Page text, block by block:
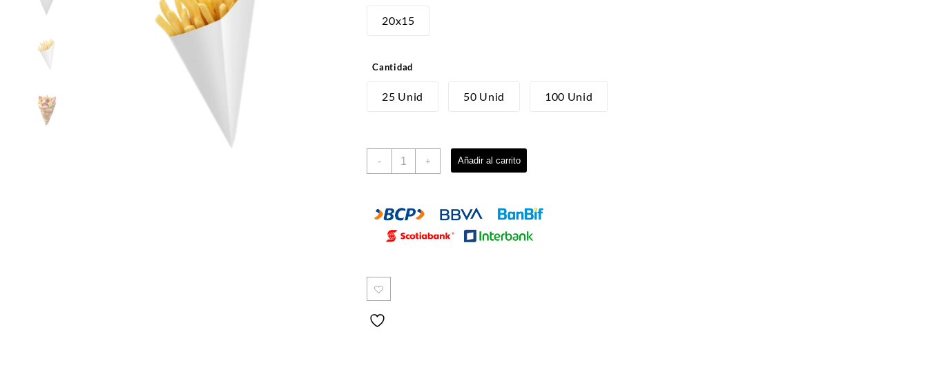
20x15
Cantidad
25 Unid 50 Unid 100 Unid
-
CONO
+ Añadir al carrito